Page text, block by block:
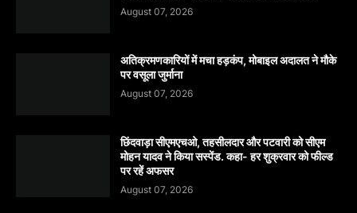
August 07, 2026
अतिक्रमणकारियों में मचा हड़कंप, मोबाइल अदालत ने मौके
पर वसूला जुर्माना
August 07, 2026
छिंदवाड़ा सीएमएचओ, तहसीलदार और पटवारी को सीएम
मोहन यादव ने किया सस्पेंड. कहा- हर शुक्रवार को फील्ड
पर रहें अफसर
August 07, 2026